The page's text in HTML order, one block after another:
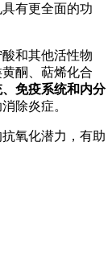
具有更全面的功
和其他活性物
酮、萜烯化合
免疫系统和内分
除炎症。
氧化潜力，有助